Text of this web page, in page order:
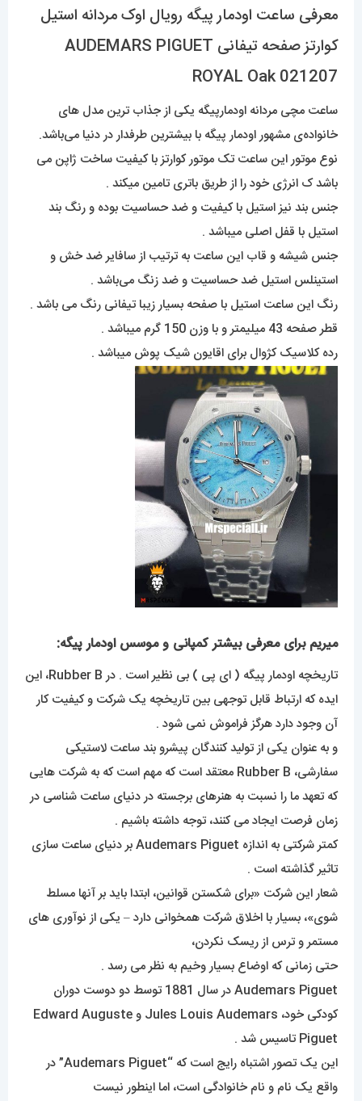
معرفی ساعت اودمار پیگه رویال اوک مردانه استیل
کوارتز صفحه تیفانی AUDEMARS PIGUET
ROYAL Oak 021207
ساعت مچی مردانه اودمارپیگه یکی از جذاب ترین مدل های
خانواده‌ی مشهور اودمار پیگه با بیشترین طرفدار در دنیا می‌باشد.
نوع موتور این ساعت تک موتور کوارتز با کیفیت ساخت ژاپن می
باشد ک انرژی خود را از طریق باتری تامین میکند .
جنس بند نیز استیل با کیفیت و ضد حساسیت بوده و رنگ بند
استیل با قفل اصلی میباشد .
جنس شیشه و قاب این ساعت به ترتیب از سافایر ضد خش و
استینلس استیل ضد حساسیت و ضد زنگ می‌باشد .
رنگ این ساعت استیل با صفحه بسیار زیبا تیفانی رنگ می باشد .
قطر صفحه 43 میلیمتر و با وزن 150 گرم میباشد .
رده کلاسیک کژوال برای اقایون شیک پوش میباشد .
میریم برای معرفی بیشتر کمپانی و موسس اودمار پیگه:
تاریخچه اودمار پیگه ( ای پی ) بی نظیر است . در Rubber B، این
ایده که ارتباط قابل توجهی بین تاریخچه یک شرکت و کیفیت کار
آن وجود دارد هرگز فراموش نمی شود .
و به عنوان یکی از تولید کنندگان پیشرو بند ساعت لاستیکی
سفارشی، Rubber B معتقد است که مهم است که به شرکت هایی
که تعهد ما را نسبت به هنرهای برجسته در دنیای ساعت شناسی در
زمان فرصت ایجاد می کنند، توجه داشته باشیم .
کمتر شرکتی به اندازه Audemars Piguet بر دنیای ساعت سازی
تاثیر گذاشته است .
شعار این شرکت «برای شکستن قوانین، ابتدا باید بر آنها مسلط
شوی»، بسیار با اخلاق شرکت همخوانی دارد – یکی از نوآوری های
مستمر و ترس از ریسک نکردن،
حتی زمانی که اوضاع بسیار وخیم به نظر می رسد .
Audemars Piguet در سال 1881 توسط دو دوست دوران
کودکی خود، Jules Louis Audemars و Edward Auguste
Piguet تاسیس شد .
این یک تصور اشتباه رایج است که “Audemars Piguet” در
واقع یک نام و نام خانوادگی است، اما اینطور نیست